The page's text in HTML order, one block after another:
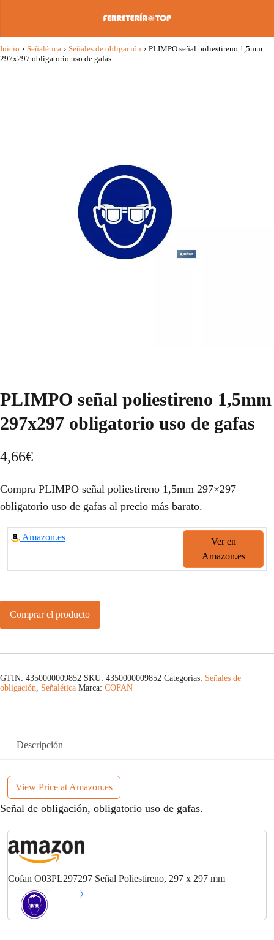
Inicio › Señalética › Señales de obligación › PLIMPO señal poliestireno 1,5mm
297x297 obligatorio uso de gafas
PLIMPO señal poliestireno 1,5mm
297x297 obligatorio uso de gafas
4,66€
Compra PLIMPO señal poliestireno 1,5mm 297×297
obligatorio uso de gafas al precio más barato.
Amazon.es
Ver en
Amazon.es
Comprar el producto
GTIN: 4350000009852 SKU: 4350000009852 Categorías: Señales de
obligación, Señalética Marca: COFAN
Descripción
View Price at Amazon.es
Señal de obligación, obligatorio uso de gafas.
Cofan O03PL297297 Señal Poliestireno, 297 x 297 mm